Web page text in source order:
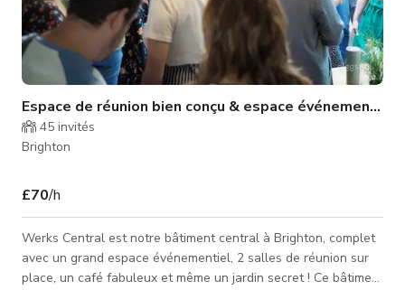
Espace de réunion bien conçu & espace événementiel
45 invités
Brighton
£70/h
Werks Central est notre bâtiment central à Brighton, complet
avec un grand espace événementiel, 2 salles de réunion sur
place, un café fabuleux et même un jardin secret ! Ce bâtiment